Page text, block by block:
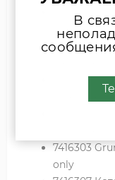
одноконт
7373055
7373056
7373057
7416303
only
В